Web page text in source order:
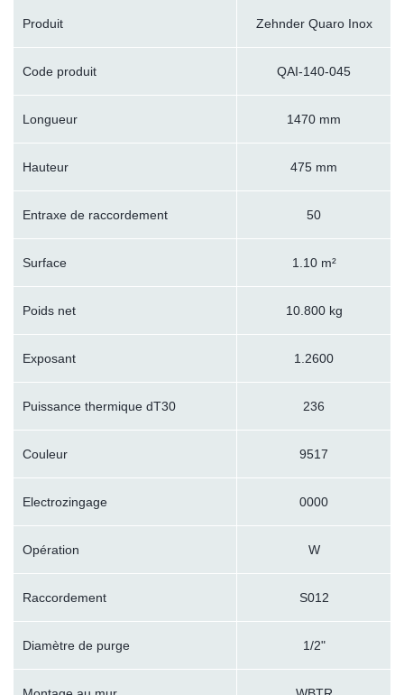
Produit Zehnder Quaro Inox
Code produit QAI-140-045
Longueur 1470 mm
Hauteur 475 mm
Entraxe de raccordement 50
Surface 1.10 m²
Poids net 10.800 kg
Exposant 1.2600
Puissance thermique dT30 236
Couleur 9517
Electrozingage 0000
Opération W
Raccordement S012
Diamètre de purge 1/2"